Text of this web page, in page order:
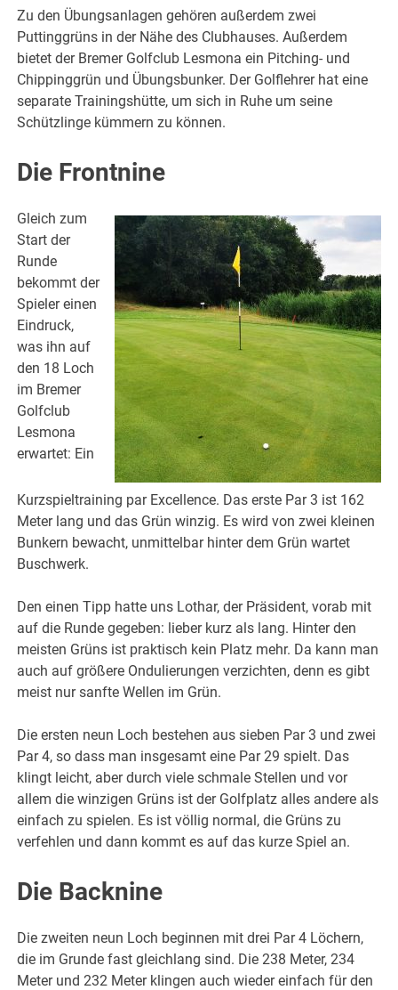
Zu den Übungsanlagen gehören außerdem zwei
Puttinggrüns in der Nähe des Clubhauses. Außerdem
bietet der Bremer Golfclub Lesmona ein Pitching- und
Chippinggrün und Übungsbunker. Der Golflehrer hat eine
separate Trainingshütte, um sich in Ruhe um seine
Schützlinge kümmern zu können.
Die Frontnine
Gleich zum
Start der
Runde
bekommt der
Spieler einen
Eindruck,
was ihn auf
den 18 Loch
im Bremer
Golfclub
Lesmona
erwartet: Ein
Kurzspieltraining par Excellence. Das erste Par 3 ist 162
Meter lang und das Grün winzig. Es wird von zwei kleinen
Bunkern bewacht, unmittelbar hinter dem Grün wartet
Buschwerk.
Den einen Tipp hatte uns Lothar, der Präsident, vorab mit
auf die Runde gegeben: lieber kurz als lang. Hinter den
meisten Grüns ist praktisch kein Platz mehr. Da kann man
auch auf größere Ondulierungen verzichten, denn es gibt
meist nur sanfte Wellen im Grün.
Die ersten neun Loch bestehen aus sieben Par 3 und zwei
Par 4, so dass man insgesamt eine Par 29 spielt. Das
klingt leicht, aber durch viele schmale Stellen und vor
allem die winzigen Grüns ist der Golfplatz alles andere als
einfach zu spielen. Es ist völlig normal, die Grüns zu
verfehlen und dann kommt es auf das kurze Spiel an.
Die Backnine
Die zweiten neun Loch beginnen mit drei Par 4 Löchern,
die im Grunde fast gleichlang sind. Die 238 Meter, 234
Meter und 232 Meter klingen auch wieder einfach für den